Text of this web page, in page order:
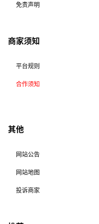
免责声明
商家须知
平台规则
合作须知
其他
网站公告
网站地图
投诉商家